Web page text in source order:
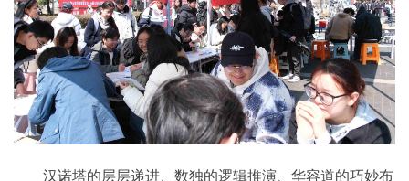
汉诺塔的层层递进、数独的逻辑推演、华容道的巧妙布